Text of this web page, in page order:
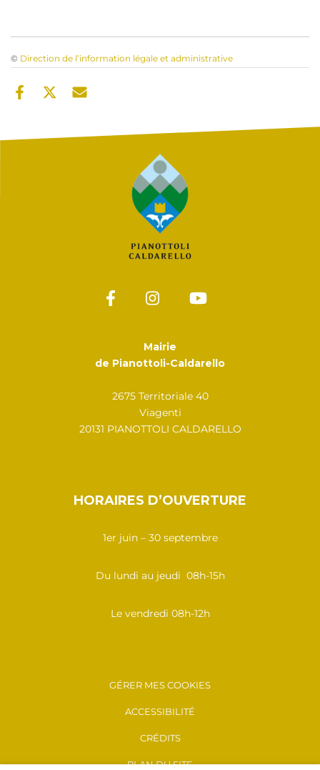
© Direction de l’information légale et administrative
Mairie
de Pianottoli-Caldarello
2675 Territoriale 40
Viagenti
20131 PIANOTTOLI CALDARELLO
HORAIRES D’OUVERTURE
1er juin – 30 septembre
Du lundi au jeudi 08h-15h
Le vendredi 08h-12h
GÉRER MES COOKIES
ACCESSIBILITÉ
CRÉDITS
PLAN DU SITE